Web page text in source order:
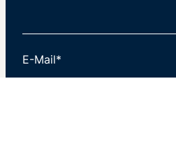
E-Mail*